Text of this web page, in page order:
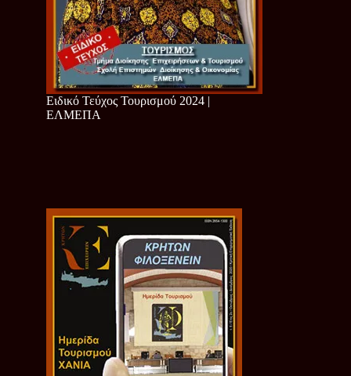
Ειδικό Τεύχος Τουρισμού 2024 |
ΕΛΜΕΠΑ